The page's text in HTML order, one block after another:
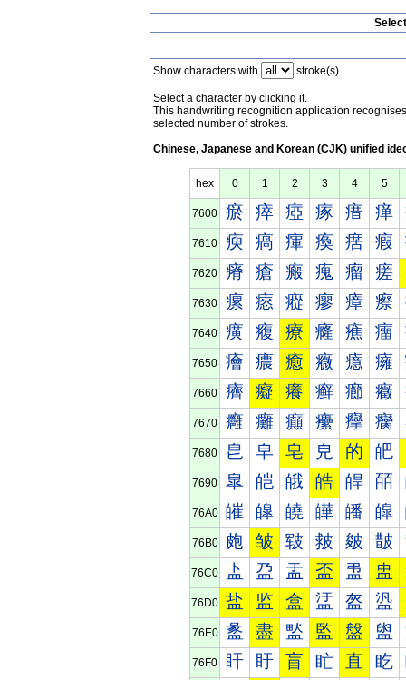
Show characters with stroke(s).
Select a character by clicking it.
This handwriting recognition application
selected number of strokes.
Chinese, Japanese and Korean (CJK) unified
hex 0 1 2 3 4 5
7600 瘀 瘁 瘂 瘃 瘄 瘅
7610 瘐 瘑 瘒 瘓 瘔 瘕
7620 瘠 瘡 瘢 瘣 瘤 瘥
7630 瘰 瘱 瘲 瘳 瘴 瘵
7640 癀 癁 療 癃 癄 癅
7650 癐 癑 癒 癓 癔 癕
7660 癠 癡 癢 癣 癤 癥
7670 癰 癱 癲 癳 癴 癵
7680 皀 皁 皂 皃 的 皅
7690 皐 皑 皒 皓 皔 皕
76A0 皠 皡 皢 皣 皤 皥
76B0 皰 皱 皲 皳 皴 皵
76C0 盀 盁 盂 盃 盄 盅
76D0 盐 监 盒 盓 盔 盕
76E0 盠 盡 盢 監 盤 盥
76F0 盰 盱 盲 盳 直 盵